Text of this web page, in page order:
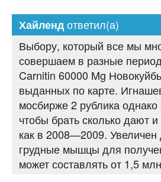
Хайлендответил(а)
Выбору, который все мы
совершаем в разные
Carnitin 60000 Mg
выданных по карте.
мосбирже 2 рублика однако
чтобы брать сколько дают
как в 2008—2009. Увеличен
грудные мышцы для
может составлять от 1,5